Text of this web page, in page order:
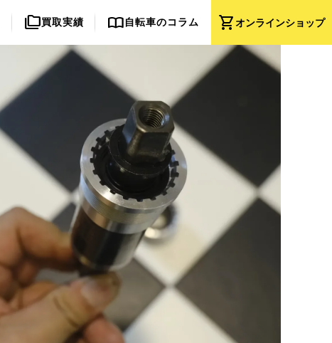
shopping_cartオンラインショップ
folder_copy買取実績 import_contacts自転車のコラム